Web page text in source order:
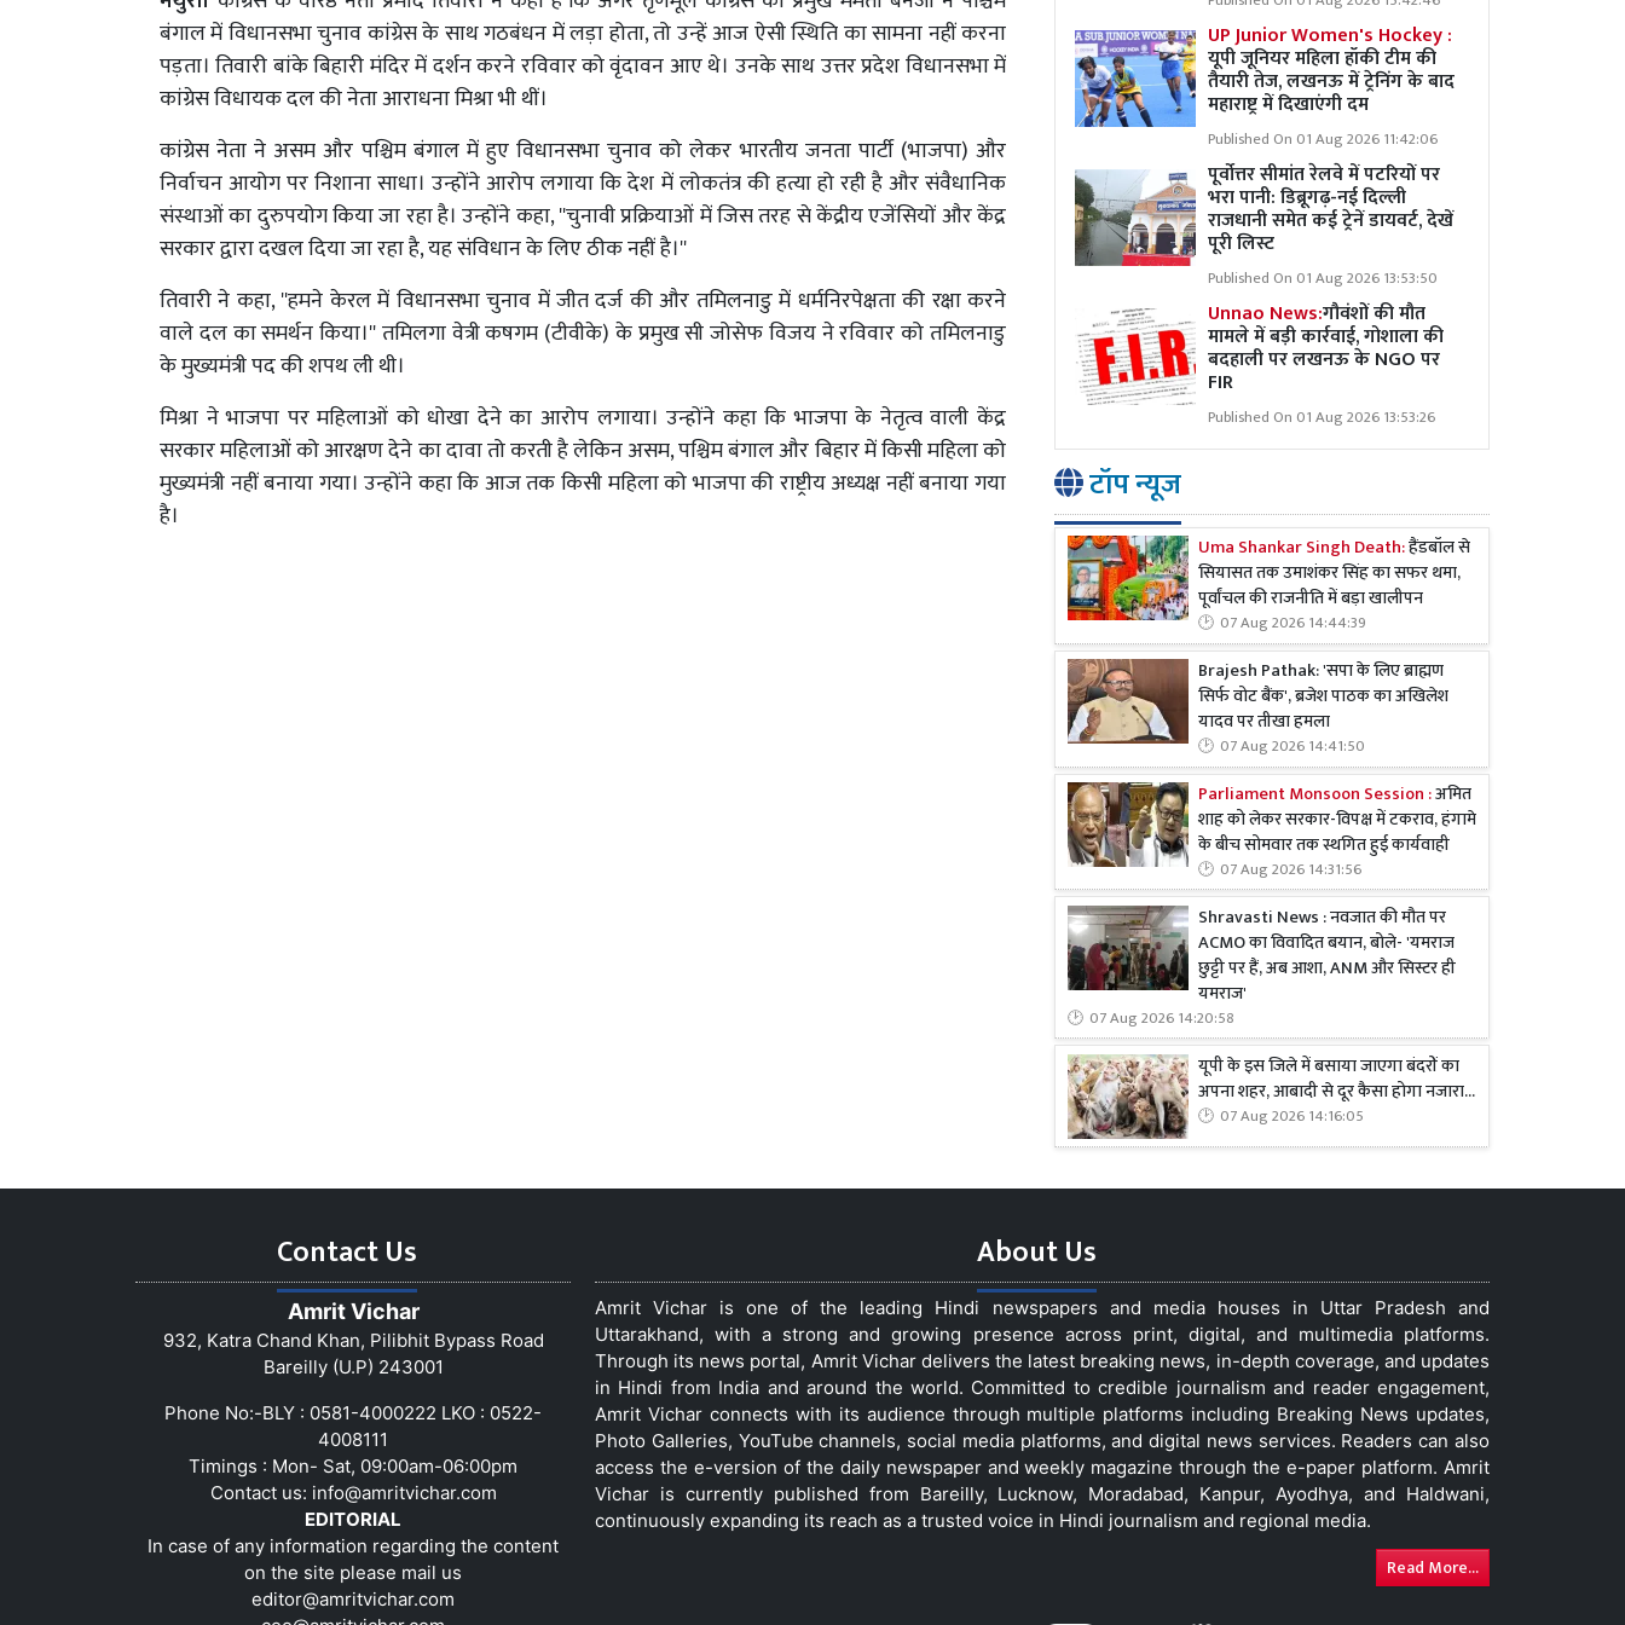
बंगाल में विधानसभा चुनाव कांग्रेस के साथ गठबंधन में लड़ा होता, तो उन्हें आज ऐसी स्थिति का सामना नहीं करना
पड़ता। तिवारी बांके बिहारी मंदिर में दर्शन करने रविवार को वृंदावन आए थे। उनके साथ उत्तर प्रदेश विधानसभा में
कांग्रेस विधायक दल की नेता आराधना मिश्रा भी थीं।
कांग्रेस नेता ने असम और पश्चिम बंगाल में हुए विधानसभा चुनाव को लेकर भारतीय जनता पार्टी (भाजपा) और
निर्वाचन आयोग पर निशाना साधा। उन्होंने आरोप लगाया कि देश में लोकतंत्र की हत्या हो रही है और संवैधानिक
संस्थाओं का दुरुपयोग किया जा रहा है। उन्होंने कहा, ''चुनावी प्रक्रियाओं में जिस तरह से केंद्रीय एजेंसियों और केंद्र
सरकार द्वारा दखल दिया जा रहा है, यह संविधान के लिए ठीक नहीं है।''
तिवारी ने कहा, ''हमने केरल में विधानसभा चुनाव में जीत दर्ज की और तमिलनाडु में धर्मनिरपेक्षता की रक्षा करने
वाले दल का समर्थन किया।'' तमिलगा वेत्री कषगम (टीवीके) के प्रमुख सी जोसेफ विजय ने रविवार को तमिलनाडु
के मुख्यमंत्री पद की शपथ ली थी।
मिश्रा ने भाजपा पर महिलाओं को धोखा देने का आरोप लगाया। उन्होंने कहा कि भाजपा के नेतृत्व वाली केंद्र
सरकार महिलाओं को आरक्षण देने का दावा तो करती है लेकिन असम, पश्चिम बंगाल और बिहार में किसी महिला को
मुख्यमंत्री नहीं बनाया गया। उन्होंने कहा कि आज तक किसी महिला को भाजपा की राष्ट्रीय अध्यक्ष नहीं बनाया गया
है।
UP Junior Women's Hockey :
यूपी जूनियर महिला हॉकी टीम की
तैयारी तेज, लखनऊ में ट्रेनिंग के बाद
महाराष्ट्र में दिखाएंगी दम
Published On 01 Aug 2026 11:42:06
पूर्वोत्तर सीमांत रेलवे में पटरियों पर
भरा पानी: डिब्रूगढ़-नई दिल्ली
राजधानी समेत कई ट्रेनें डायवर्ट, देखें
पूरी लिस्ट
Published On 01 Aug 2026 13:53:50
Unnao News:गौवंशों की मौत
मामले में बड़ी कार्रवाई, गोशाला की
बदहाली पर लखनऊ के NGO पर
FIR
Published On 01 Aug 2026 13:53:26
टॉप न्यूज
Uma Shankar Singh Death:हैंडबॉल से
सियासत तक उमाशंकर सिंह का सफर थमा,
पूर्वांचल की राजनीति में बड़ा खालीपन
07 Aug 2026 14:44:39
Brajesh Pathak: 'सपा के लिए ब्राह्मण
सिर्फ वोट बैंक', ब्रजेश पाठक का अखिलेश
यादव पर तीखा हमला
07 Aug 2026 14:41:50
Parliament Monsoon Session :अमित
शाह को लेकर सरकार-विपक्ष में टकराव, हंगामे
के बीच सोमवार तक स्थगित हुई कार्यवाही
07 Aug 2026 14:31:56
Shravasti News : नवजात की मौत पर
ACMO का विवादित बयान, बोले- 'यमराज
छुट्टी पर हैं, अब आशा, ANM और सिस्टर ही
यमराज'
07 Aug 2026 14:20:58
यूपी के इस जिले में बसाया जाएगा बंदरों का
अपना शहर, आबादी से दूर कैसा होगा नजारा...
07 Aug 2026 14:16:05
Contact Us
Amrit Vichar
932, Katra Chand Khan, Pilibhit Bypass Road
Bareilly (U.P) 243001
Phone No:-BLY : 0581-4000222 LKO : 0522-
4008111
Timings : Mon- Sat, 09:00am-06:00pm
Contact us: info@amritvichar.com
EDITORIAL
In case of any information regarding the content
on the site please mail us
editor@amritvichar.com
About Us
Amrit Vichar is one of the leading Hindi newspapers and media houses in Uttar Pradesh and
Uttarakhand, with a strong and growing presence across print, digital, and multimedia platforms.
Through its news portal, Amrit Vichar delivers the latest breaking news, in-depth coverage, and updates
in Hindi from India and around the world. Committed to credible journalism and reader engagement,
Amrit Vichar connects with its audience through multiple platforms including Breaking News updates,
Photo Galleries, YouTube channels, social media platforms, and digital news services. Readers can also
access the e-version of the daily newspaper and weekly magazine through the e-paper platform. Amrit
Vichar is currently published from Bareilly, Lucknow, Moradabad, Kanpur, Ayodhya, and Haldwani,
continuously expanding its reach as a trusted voice in Hindi journalism and regional media.
Read More...